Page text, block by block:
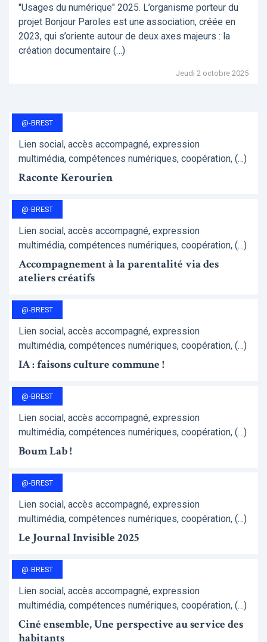
"Usages du numérique" 2025. L’organisme porteur du
projet Bonjour Paroles est une association, créée en
2023, qui s’oriente autour de deux axes majeurs : la
création documentaire (…)
Jeudi 2 octobre 2025
@-BREST
Lien social, accès accompagné, expression
multimédia, compétences numériques, coopération, (…)
Raconte Kerourien
@-BREST
Lien social, accès accompagné, expression
multimédia, compétences numériques, coopération, (…)
Accompagnement à la parentalité via des
ateliers créatifs
@-BREST
Lien social, accès accompagné, expression
multimédia, compétences numériques, coopération, (…)
IA : faisons culture commune !
@-BREST
Lien social, accès accompagné, expression
multimédia, compétences numériques, coopération, (…)
Boum Lab !
@-BREST
Lien social, accès accompagné, expression
multimédia, compétences numériques, coopération, (…)
Le Journal Invisible 2025
@-BREST
Lien social, accès accompagné, expression
multimédia, compétences numériques, coopération, (…)
Ciné ensemble, Une perspective au service des
habitants